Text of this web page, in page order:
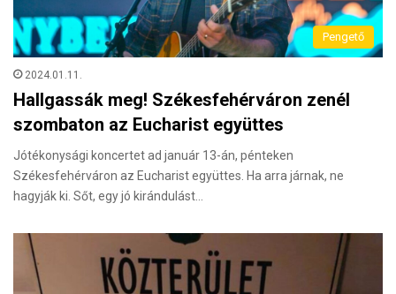
Pengető
2024.01.11.
Hallgassák meg! Székesfehérváron zenél
szombaton az Eucharist együttes
Jótékonysági koncertet ad január 13-án, pénteken
Székesfehérváron az Eucharist együttes. Ha arra járnak, ne
hagyják ki. Sőt, egy jó kirándulást…